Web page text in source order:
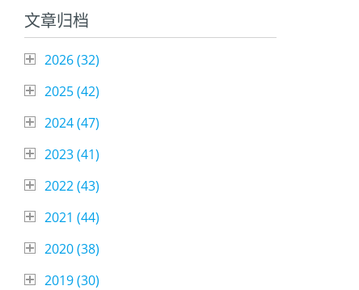
文章归档
2026 (32)
2025 (42)
2024 (47)
2023 (41)
2022 (43)
2021 (44)
2020 (38)
2019 (30)